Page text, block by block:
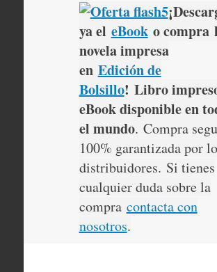
ya el eBooko compra
novela impresa
en Edición de
Bolsillo! Libro
eBook disponible en
el mundo. Compra
100% garantizada por
distribuidores. Si tienes
cualquier duda sobre la
compra contacta con
nosotros.